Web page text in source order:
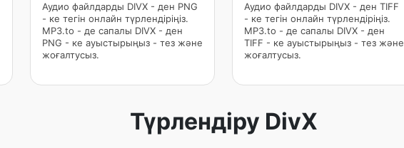
Аудио файлдарды DIVX - ден PNG
- ке тегін онлайн түрлендіріңіз.
MP3.to - де сапалы DIVX - ден
PNG - ке ауыстырыңыз - тез және
жоғалтусыз.
Аудио файлдарды DIVX - ден TIFF
- ке тегін онлайн түрлендіріңіз.
MP3.to - де сапалы DIVX - ден
TIFF - ке ауыстырыңыз - тез және
жоғалтусыз.
Түрлендіру DivX